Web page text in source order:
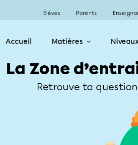
Élèves Parents
Accueil Matières
La Zone
Retrouve ta